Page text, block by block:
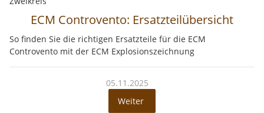
ECM Controvento: Ersatzteilübersicht
So finden Sie die richtigen Ersatzteile für die ECM
Controvento mit der ECM Explosionszeichnung
05.11.2025
Weiter